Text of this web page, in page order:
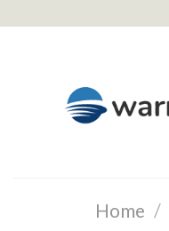
Home /